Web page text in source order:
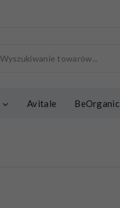
Avitale BeOrganic